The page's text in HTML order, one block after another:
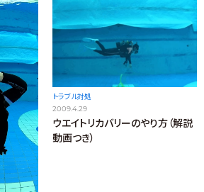
トラブル対処
2009.4.29
ウエイトリカバリーのやり方（解説
動画つき）